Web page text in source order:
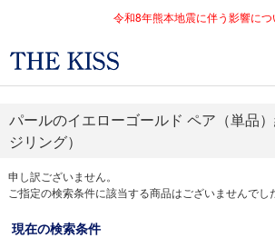
令和8年熊本地震に伴う影響につ
パールのイエローゴールド ペア（単品
ジリング）
申し訳ございません。
ご指定の検索条件に該当する商品はございませんでし
現在の検索条件